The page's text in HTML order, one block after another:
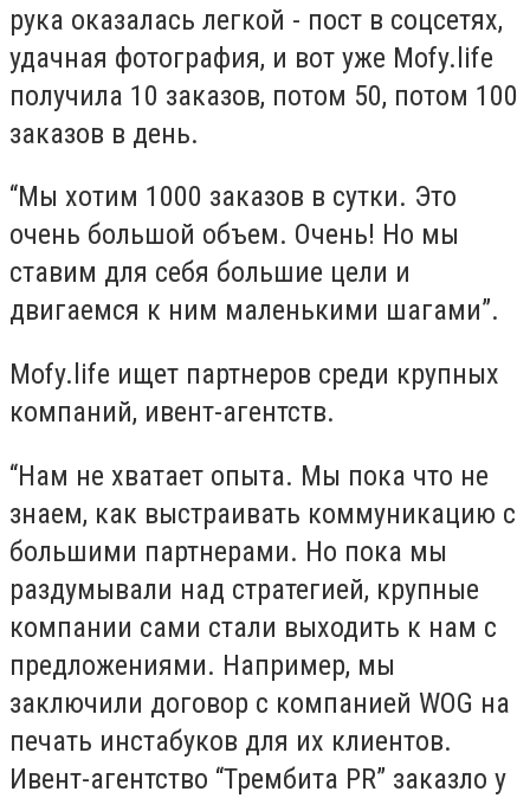
рука оказалась легкой - пост в соцсетях,
удачная фотография, и вот уже Mofy.life
получила 10 заказов, потом 50, потом 100
заказов в день.
“Мы хотим 1000 заказов в сутки. Это
очень большой объем. Очень! Но мы
ставим для себя большие цели и
двигаемся к ним маленькими шагами”.
Mofy.life ищет партнеров среди крупных
компаний, ивент-агентств.
“Нам не хватает опыта. Мы пока что не
знаем, как выстраивать коммуникацию с
большими партнерами. Но пока мы
раздумывали над стратегией, крупные
компании сами стали выходить к нам с
предложениями. Например, мы
заключили договор с компанией WOG на
печать инстабуков для их клиентов.
Ивент-агентство “Трембита PR” заказло у